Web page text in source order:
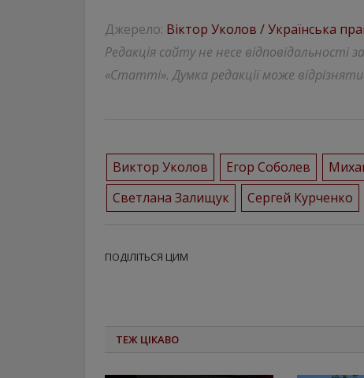
Джерело: Віктор Уколов / Українська
Редакція сайту не несе відповідальності
«Статті». Думка редакції може
Виктор Уколов Егор Соболев
Светлана Залищук
Сергей Курченко
ПОДІЛІТЬСЯ ЦИМ
ТЕЖ ЦІКАВО